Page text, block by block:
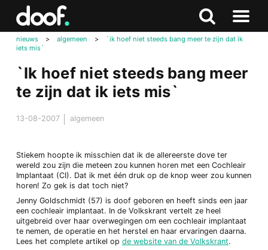
Zoeken
Naar
menu
nieuws > algemeen >
`ik hoef niet steeds bang meer te zijn dat ik
iets mis`
`Ik hoef niet steeds bang meer
te zijn dat ik iets mis`
13-08-2007 algemeen
Stiekem hoopte ik misschien dat ik de allereerste dove ter
wereld zou zijn die meteen zou kunnen horen met een Cochleair
Implantaat (CI). Dat ik met één druk op de knop weer zou kunnen
horen! Zo gek is dat toch niet?
Jenny Goldschmidt (57) is doof geboren en heeft sinds een jaar
een cochleair implantaat. In de Volkskrant vertelt ze heel
uitgebreid over haar overwegingen om een cochleair implantaat
te nemen, de operatie en het herstel en haar ervaringen daarna.
Lees het complete artikel op de website van de Volkskrant.
Doof.nl
Zoeken
naar